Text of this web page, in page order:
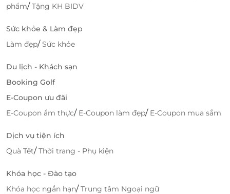
phẩm/Tặng KH BIDV
Sức khỏe & Làm đẹp
Làm đẹp/Sức khỏe
Du lịch - Khách sạn
Booking Golf
E-Coupon ưu đãi
E-Coupon ẩm thực/ E-Coupon làm đẹp/ E-Coupon mua sắm
Dịch vụ tiện ích
Quà Tết/Thời trang - Phụ kiện
Khóa học - Đào tạo
Khóa học ngắn hạn/Trung tâm Ngoại ngữ